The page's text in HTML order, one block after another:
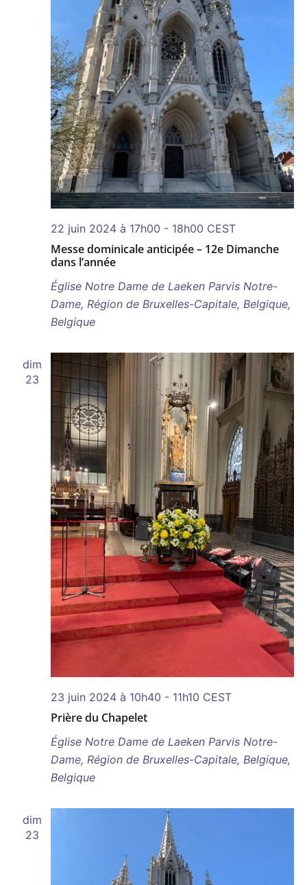
Messe dominicale anticipée – 12e Dimanche
dans l’année
22 juin 2024 à 17h00 - 18h00 CEST
Église Notre Dame de Laeken Parvis Notre-
Dame, Région de Bruxelles-Capitale, Belgique,
Belgique
dim
23
Prière du Chapelet
23 juin 2024 à 10h40 - 11h10 CEST
Église Notre Dame de Laeken Parvis Notre-
Dame, Région de Bruxelles-Capitale, Belgique,
Belgique
dim
23